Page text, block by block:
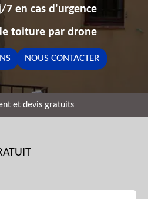
en cas d'urgence
toiture par drone
NOUS CONTACTER
et devis gratuits